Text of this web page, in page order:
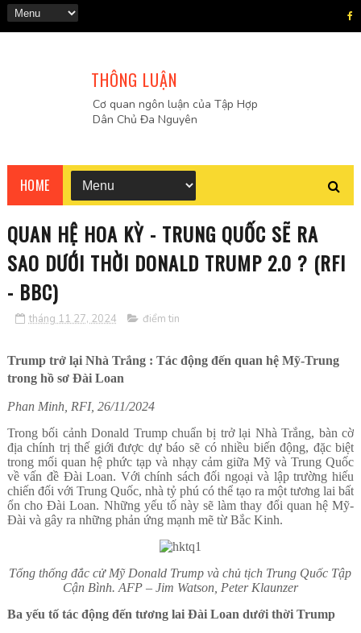
THÔNG LUẬN
Cơ quan ngôn luận của Tập Hợp
Dân Chủ Đa Nguyên
HOME
QUAN HỆ HOA KỲ - TRUNG QUỐC SẼ RA
SAO DƯỚI THỜI DONALD TRUMP 2.0 ? (RFI
- BBC)
tháng 11 27, 2024 điểm tin
Trump trở lại Nhà Trắng : Tác động đến quan hệ Mỹ-Trung
trong hồ sơ Đài Loan
Phan Minh, RFI, 26/11/2024
Trong bối cảnh Donald Trump chuẩn bị trở lại Nhà Trắng, bàn cờ
địa chính trị thế giới được dự báo sẽ có nhiều biến động, đặc biệt
trong mối quan hệ phức tạp và nhạy cảm giữa Mỹ và Trung Quốc
về vấn đề Đài Loan. Với chính sách đối ngoại và lập trường hiếu
chiến đối với Trung Quốc, nhà tỷ phú có thể tạo ra một tương lai bất
ổn cho Đài Loan. Những yếu tố này sẽ làm thay đổi quan hệ Mỹ-
Đài và gây ra những phản ứng mạnh mẽ từ Bắc Kinh.
Tổng thống đắc cử Mỹ Donald Trump và chủ tịch Trung Quốc Tập
Cận Bình. AFP – Jim Watson, Peter Klaunzer
Ba yếu tố tác động đến tương lai Đài Loan dưới thời Trump